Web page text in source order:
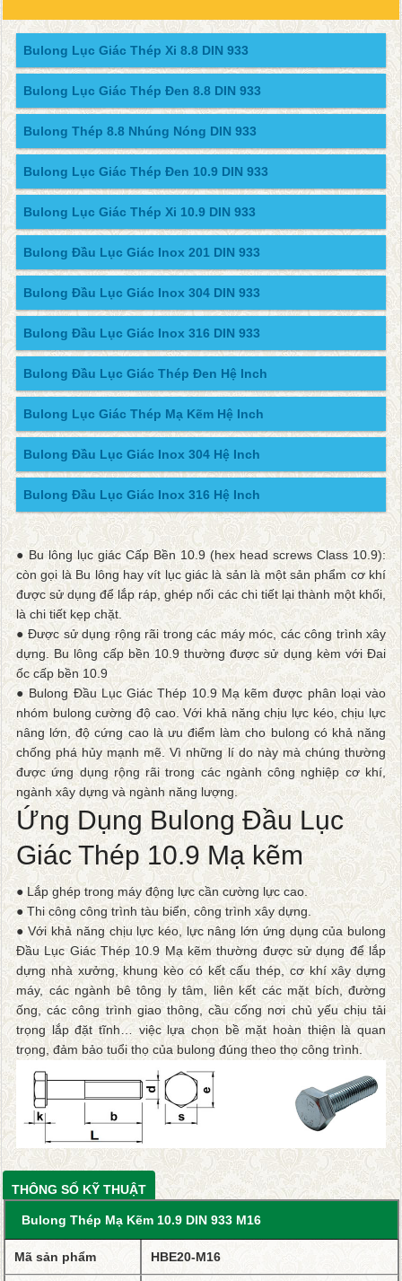
Bulong Lục Giác Thép Xi 8.8 DIN 933
Bulong Lục Giác Thép Đen 8.8 DIN 933
Bulong Thép 8.8 Nhúng Nóng DIN 933
Bulong Lục Giác Thép Đen 10.9 DIN 933
Bulong Lục Giác Thép Xi 10.9 DIN 933
Bulong Đầu Lục Giác Inox 201 DIN 933
Bulong Đầu Lục Giác Inox 304 DIN 933
Bulong Đầu Lục Giác Inox 316 DIN 933
Bulong Đầu Lục Giác Thép Đen Hệ Inch
Bulong Lục Giác Thép Mạ Kẽm Hệ Inch
Bulong Đầu Lục Giác Inox 304 Hệ Inch
Bulong Đầu Lục Giác Inox 316 Hệ Inch
● Bu lông lục giác Cấp Bền 10.9 (hex head screws Class 10.9):
còn gọi là Bu lông hay vít lục giác là sản là một sản phẩm cơ khí
được sử dụng để lắp ráp, ghép nối các chi tiết lại thành một khối,
là chi tiết kẹp chặt.
● Được sử dụng rộng rãi trong các máy móc, các công trình xây
dựng. Bu lông cấp bền 10.9 thường được sử dụng kèm với Đai
ốc cấp bền 10.9
● Bulong Đầu Lục Giác Thép 10.9 Mạ kẽm được phân loại vào
nhóm bulong cường độ cao. Với khả năng chịu lực kéo, chịu lực
nâng lớn, độ cứng cao là ưu điểm làm cho bulong có khả năng
chống phá hủy mạnh mẽ. Vì những lí do này mà chúng thường
được ứng dụng rộng rãi trong các ngành công nghiệp cơ khí,
ngành xây dựng và ngành năng lượng.
Ứng Dụng Bulong Đầu Lục
Giác Thép 10.9 Mạ kẽm
● Lắp ghép trong máy động lực cần cường lực cao.
● Thi công công trình tàu biển, công trình xây dựng.
● Với khả năng chịu lực kéo, lực nâng lớn ứng dụng của bulong
Đầu Lục Giác Thép 10.9 Mạ kẽm thường được sử dụng để lắp
dựng nhà xưởng, khung kèo có kết cấu thép, cơ khí xây dựng
máy, các ngành bê tông ly tâm, liên kết các mặt bích, đường
ống, các công trình giao thông, cầu cống nơi chủ yếu chịu tải
trọng lắp đặt tĩnh… việc lựa chọn bề mặt hoàn thiện là quan
trọng, đảm bảo tuổi thọ của bulong đúng theo thọ công trình.
THÔNG SỐ KỸ THUẬT
Bulong Thép Mạ Kẽm 10.9 DIN 933 M16
Mã sản phẩm HBE20-M16